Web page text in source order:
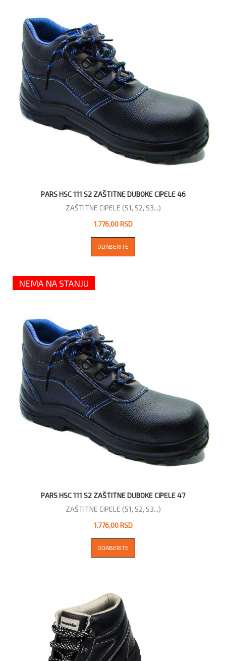
PARS HSC 111 S2 ZAŠTITNE DUBOKE CIPELE 46
ZAŠTITNE CIPELE (S1, S2, S3...)
1.776,00 RSD
ODABERITE
NEMA NA STANJU
PARS HSC 111 S2 ZAŠTITNE DUBOKE CIPELE 47
ZAŠTITNE CIPELE (S1, S2, S3...)
1.776,00 RSD
ODABERITE